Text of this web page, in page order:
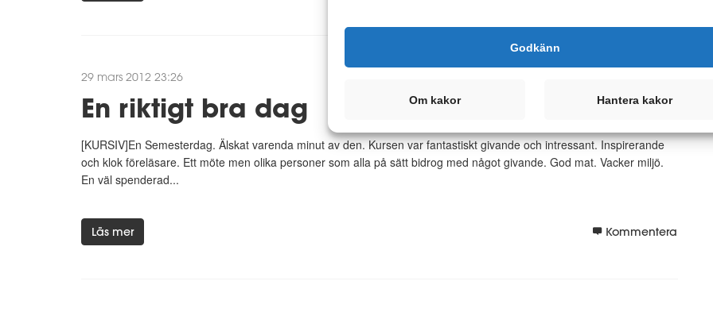
29 mars 2012 23:26
En riktigt bra dag
[KURSIV]En Semesterdag. Älskat varenda minut av den. Kursen var fantastiskt givande och intressant. Inspirerande
och klok föreläsare. Ett möte men olika personer som alla på sätt bidrog med något givande. God mat. Vacker miljö.
En väl spenderad...
Läs mer Kommentera
Godkänn
Om kakor Hantera kakor